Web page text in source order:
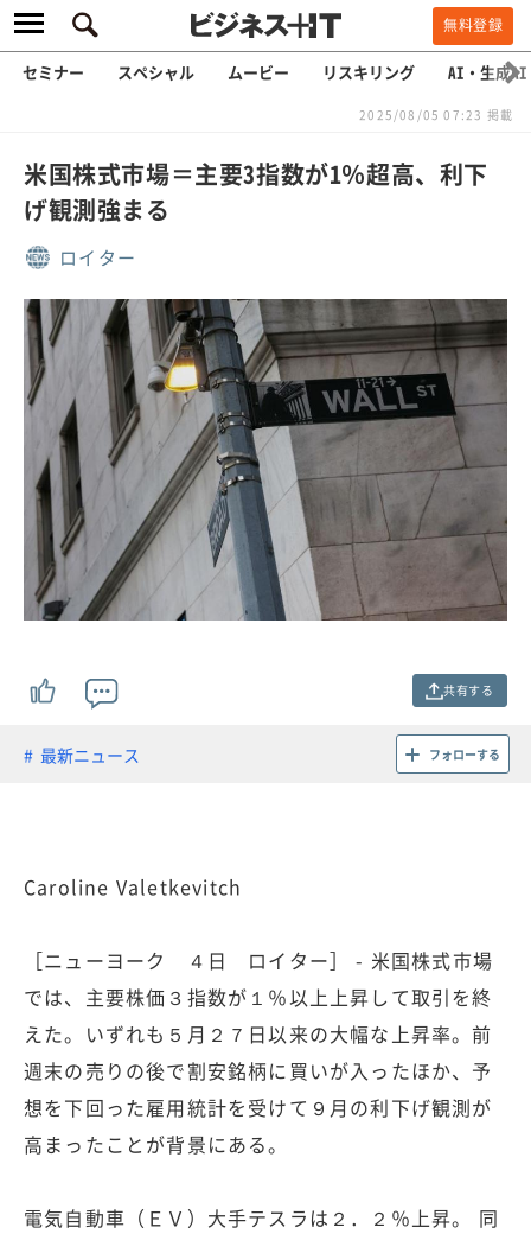
無料登録
セミナー スペシャル ムービー リスキリング AI・生成AI
2025/08/05 07:23 掲載
米国株式市場＝主要3指数が1％超高、利下
げ観測強まる
ロイター
共有する
最新ニュース フォローする
Caroline Valetkevitch
［ニューヨーク ４日 ロイター］ - 米国株式市場
では、主要株価３指数が１％以上上昇して取引を終
えた。いずれも５月２７日以来の大幅な上昇率。前
週末の売りの後で割安銘柄に買いが入ったほか、予
想を下回った雇用統計を受けて９月の利下げ観測が
高まったことが背景にある。
電気自動車（ＥＶ）大手テスラは２．２％上昇。 同